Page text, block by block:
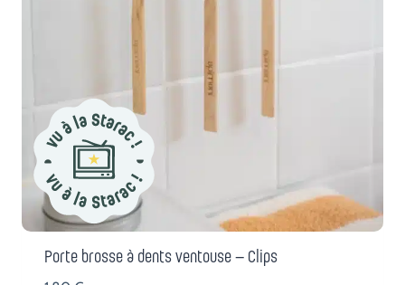
Porte brosse à dents ventouse – Clips